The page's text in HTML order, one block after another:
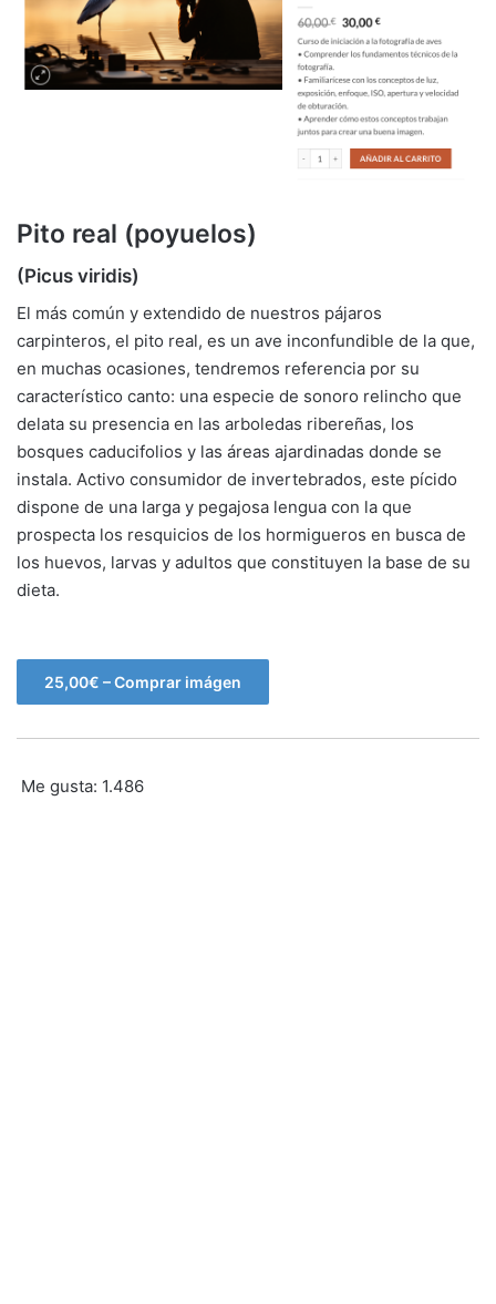
Pito real (poyuelos)
(Picus viridis)
El más común y extendido de nuestros pájaros
carpinteros, el pito real, es un ave inconfundible de la que,
en muchas ocasiones, tendremos referencia por su
característico canto: una especie de sonoro relincho que
delata su presencia en las arboledas ribereñas, los
bosques caducifolios y las áreas ajardinadas donde se
instala. Activo consumidor de invertebrados, este pícido
dispone de una larga y pegajosa lengua con la que
prospecta los resquicios de los hormigueros en busca de
los huevos, larvas y adultos que constituyen la base de su
dieta.
25,00€ – Comprar imágen
Me gusta: 1.486